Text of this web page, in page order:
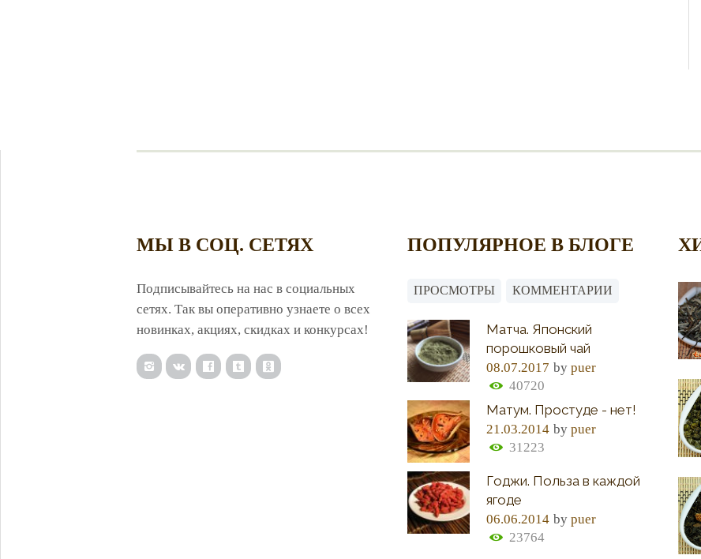
МЫ В СОЦ. СЕТЯХ
Подписывайтесь на нас в социальных
сетях. Так вы оперативно узнаете о всех
новинках, акциях, скидках и конкурсах!
ПОПУЛЯРНОЕ В БЛОГЕ
ПРОСМОТРЫ КОММЕНТАРИИ
Матча. Японский
порошковый чай
08.07.2017 bypuer
40720
Матум. Простуде - нет!
21.03.2014 bypuer
31223
Годжи. Польза в каждой
ягоде
06.06.2014 bypuer
23764